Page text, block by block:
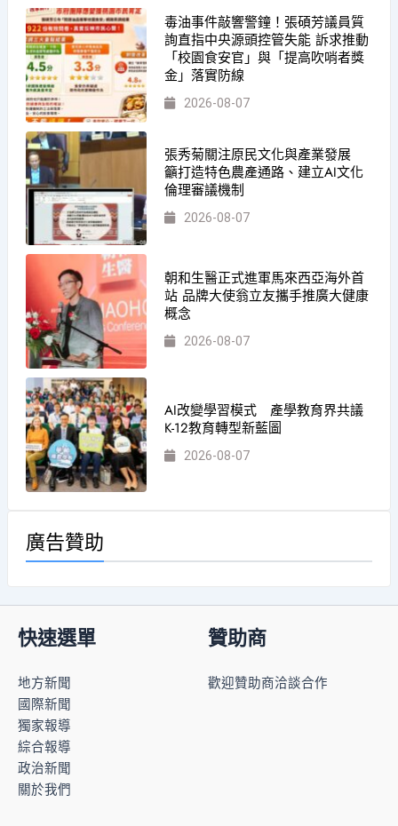
毒油事件敲響警鐘！張碩芳議員質
詢直指中央源頭控管失能 訴求推動
「校園食安官」與「提高吹哨者獎
金」落實防線
2026-08-07
張秀菊關注原民文化與產業發展
籲打造特色農產通路、建立AI文化
倫理審議機制
2026-08-07
朝和生醫正式進軍馬來西亞海外首
站 品牌大使翁立友攜手推廣大健康
概念
2026-08-07
AI改變學習模式 產學教育界共議
K-12教育轉型新藍圖
2026-08-07
廣告贊助
快速選單
地方新聞
國際新聞
獨家報導
綜合報導
政治新聞
關於我們
贊助商
歡迎贊助商洽談合作